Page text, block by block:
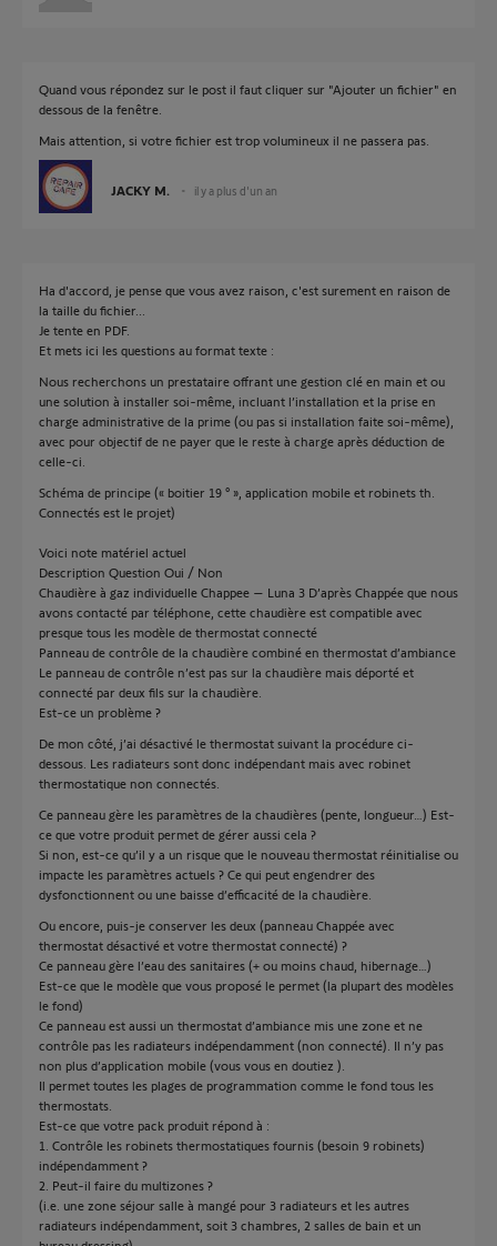
Quand vous répondez sur le post il faut cliquer sur "Ajouter un fichier" en
dessous de la fenêtre.
Mais attention, si votre fichier est trop volumineux il ne passera pas.
JACKY M. il y a plus d'un an
Ha d'accord, je pense que vous avez raison, c'est surement en raison de
la taille du fichier...
Je tente en PDF.
Et mets ici les questions au format texte :
Nous recherchons un prestataire offrant une gestion clé en main et ou
une solution à installer soi-même, incluant l’installation et la prise en
charge administrative de la prime (ou pas si installation faite soi-même),
avec pour objectif de ne payer que le reste à charge après déduction de
celle-ci.
Schéma de principe (« boitier 19 ° », application mobile et robinets th.
Connectés est le projet)
Voici note matériel actuel
Description Question Oui / Non
Chaudière à gaz individuelle Chappee – Luna 3 D’après Chappée que nous
avons contacté par téléphone, cette chaudière est compatible avec
presque tous les modèle de thermostat connecté
Panneau de contrôle de la chaudière combiné en thermostat d’ambiance
Le panneau de contrôle n’est pas sur la chaudière mais déporté et
connecté par deux fils sur la chaudière.
Est-ce un problème ?
De mon côté, j’ai désactivé le thermostat suivant la procédure ci-
dessous. Les radiateurs sont donc indépendant mais avec robinet
thermostatique non connectés.
Ce panneau gère les paramètres de la chaudières (pente, longueur…) Est-
ce que votre produit permet de gérer aussi cela ?
Si non, est-ce qu’il y a un risque que le nouveau thermostat réinitialise ou
impacte les paramètres actuels ? Ce qui peut engendrer des
dysfonctionnent ou une baisse d’efficacité de la chaudière.
Ou encore, puis-je conserver les deux (panneau Chappée avec
thermostat désactivé et votre thermostat connecté) ?
Ce panneau gère l’eau des sanitaires (+ ou moins chaud, hibernage…)
Est-ce que le modèle que vous proposé le permet (la plupart des modèles
le fond)
Ce panneau est aussi un thermostat d’ambiance mis une zone et ne
contrôle pas les radiateurs indépendamment (non connecté). Il n’y pas
non plus d’application mobile (vous vous en doutiez ).
Il permet toutes les plages de programmation comme le fond tous les
thermostats.
Est-ce que votre pack produit répond à :
1. Contrôle les robinets thermostatiques fournis (besoin 9 robinets)
indépendamment ?
2. Peut-il faire du multizones ?
(i.e. une zone séjour salle à mangé pour 3 radiateurs et les autres
radiateurs indépendamment, soit 3 chambres, 2 salles de bain et un